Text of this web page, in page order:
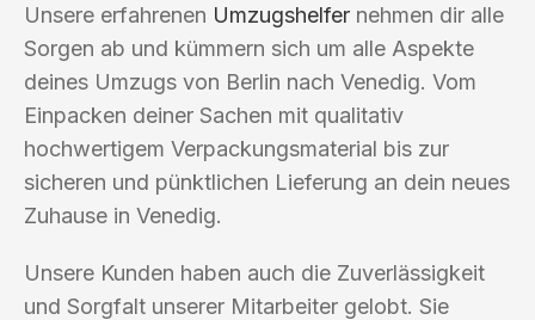
Unsere erfahrenen Umzugshelfer nehmen dir alle
Sorgen ab und kümmern sich um alle Aspekte
deines Umzugs von Berlin nach Venedig. Vom
Einpacken deiner Sachen mit qualitativ
hochwertigem Verpackungsmaterial bis zur
sicheren und pünktlichen Lieferung an dein neues
Zuhause in Venedig.
Unsere Kunden haben auch die Zuverlässigkeit
und Sorgfalt unserer Mitarbeiter gelobt. Sie